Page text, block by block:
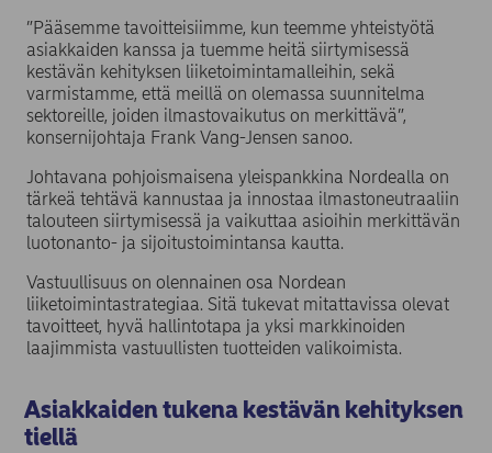
”Pääsemme tavoitteisiimme, kun teemme yhteistyötä
asiakkaiden kanssa ja tuemme heitä siirtymisessä
kestävän kehityksen liiketoimintamalleihin, sekä
varmistamme, että meillä on olemassa suunnitelma
sektoreille, joiden ilmastovaikutus on merkittävä”,
konsernijohtaja Frank Vang-Jensen sanoo.
Johtavana pohjoismaisena yleispankkina Nordealla on
tärkeä tehtävä kannustaa ja innostaa ilmastoneutraaliin
talouteen siirtymisessä ja vaikuttaa asioihin merkittävän
luotonanto- ja sijoitustoimintansa kautta.
Vastuullisuus on olennainen osa Nordean
liiketoimintastrategiaa. Sitä tukevat mitattavissa olevat
tavoitteet, hyvä hallintotapa ja yksi markkinoiden
laajimmista vastuullisten tuotteiden valikoimista.
Asiakkaiden tukena kestävän kehityksen
tiellä